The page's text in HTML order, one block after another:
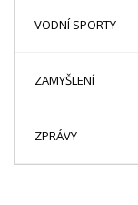
VODNÍ SPORTY
ZAMYŠLENÍ
ZPRÁVY